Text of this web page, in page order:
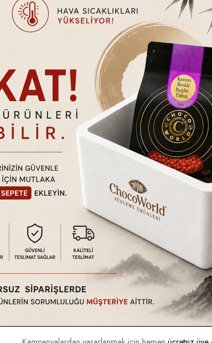
Online İşlemler
İletişim
Gizlilik ve Kullanım Şartları
Garanti ve İade